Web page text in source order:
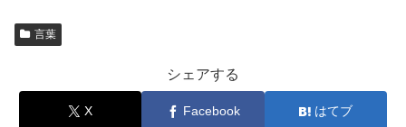
言葉
シェアする
X Facebook はてブ